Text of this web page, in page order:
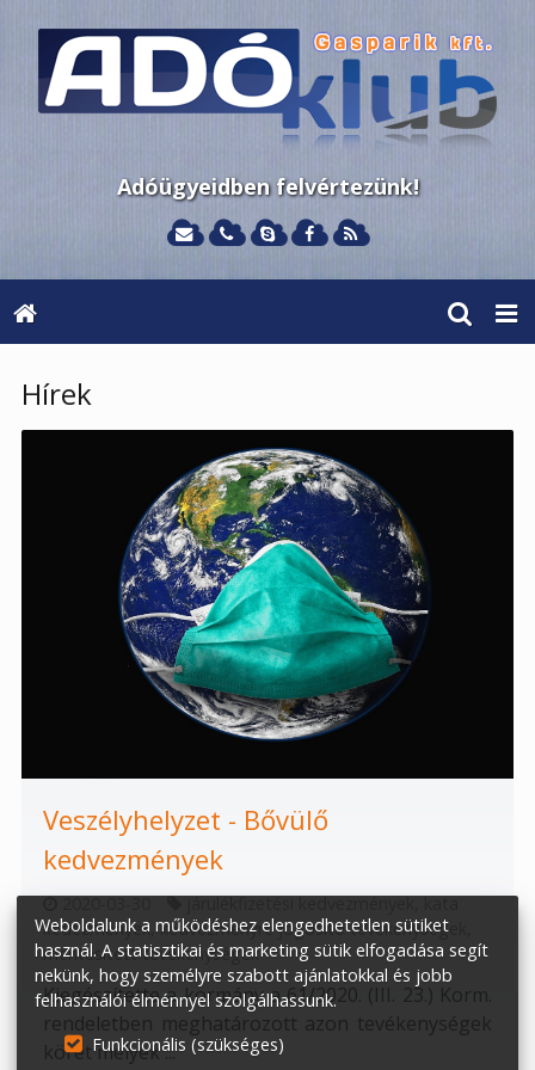
Adóügyeidben felvértezünk!
Hírek
Veszélyhelyzet - Bővülő
kedvezmények
kedezmények ,kedvezményre jogosító tevékenységek
mentesített tevékenységek
Kiegészítette a kormány a 61/2020. (III. 23.) Korm.
rendeletben meghatározott azon tevékenységek
körét melyek ...
Weboldalunk a működéshez elengedhetetlen sütiket
használ. A statisztikai és marketing sütik elfogadása segít
nekünk, hogy személyre szabott ajánlatokkal és jobb
felhasználói élménnyel szolgálhassunk.
Funkcionális (szükséges)